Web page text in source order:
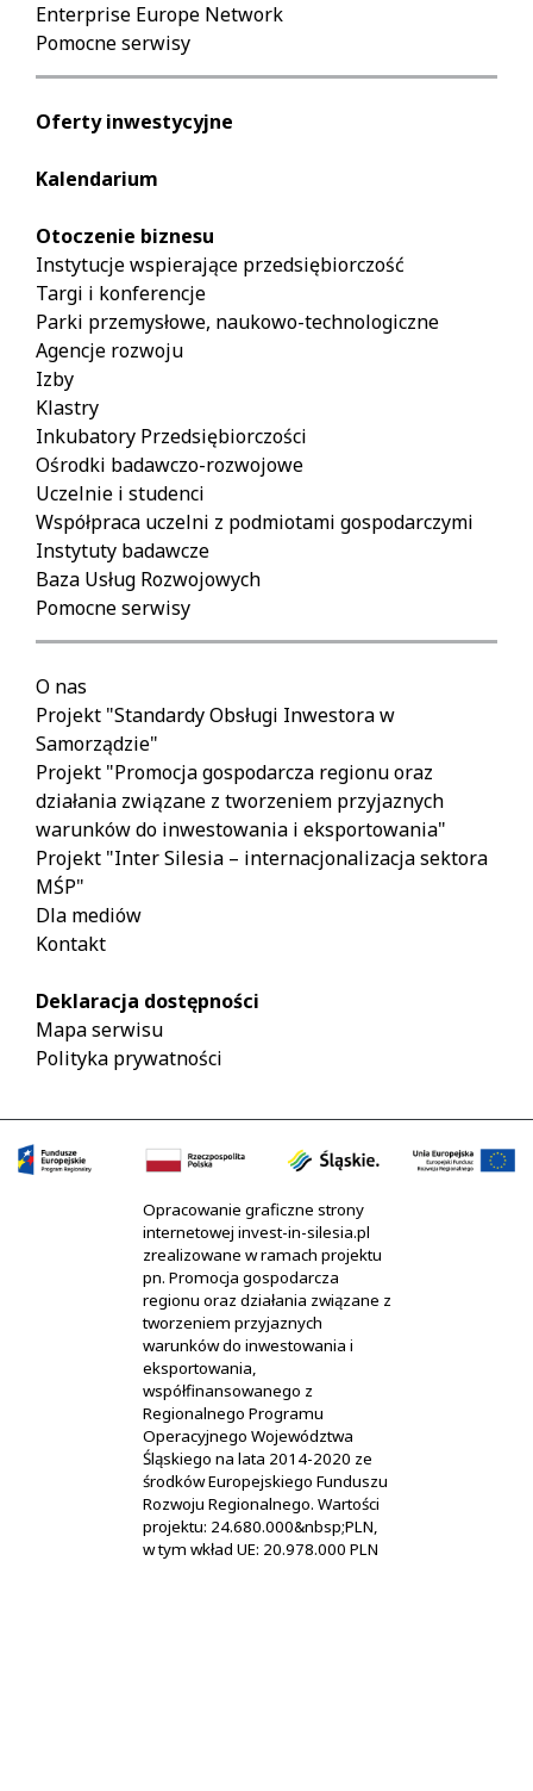
Enterprise Europe Network
Pomocne serwisy
Oferty inwestycyjne
Kalendarium
Otoczenie biznesu
Instytucje wspierające przedsiębiorczość
Targi i konferencje
Parki przemysłowe, naukowo-technologiczne
Agencje rozwoju
Izby
Klastry
Inkubatory Przedsiębiorczości
Ośrodki badawczo-rozwojowe
Uczelnie i studenci
Współpraca uczelni z podmiotami gospodarczymi
Instytuty badawcze
Baza Usług Rozwojowych
Pomocne serwisy
O nas
Projekt "Standardy Obsługi Inwestora w
Samorządzie"
Projekt "Promocja gospodarcza regionu oraz
działania związane z tworzeniem przyjaznych
warunków do inwestowania i eksportowania"
Projekt "Inter Silesia – internacjonalizacja sektora
MŚP"
Dla mediów
Kontakt
Deklaracja dostępności
Mapa serwisu
Polityka prywatności
Opracowanie graficzne strony
internetowej invest-in-silesia.pl
zrealizowane w ramach projektu
pn. Promocja gospodarcza
regionu oraz działania związane z
tworzeniem przyjaznych
warunków do inwestowania i
eksportowania,
współfinansowanego z
Regionalnego Programu
Operacyjnego Województwa
Śląskiego na lata 2014-2020 ze
środków Europejskiego Funduszu
Rozwoju Regionalnego. Wartości
projektu: 24.680.000&nbsp;PLN,
w tym wkład UE: 20.978.000 PLN